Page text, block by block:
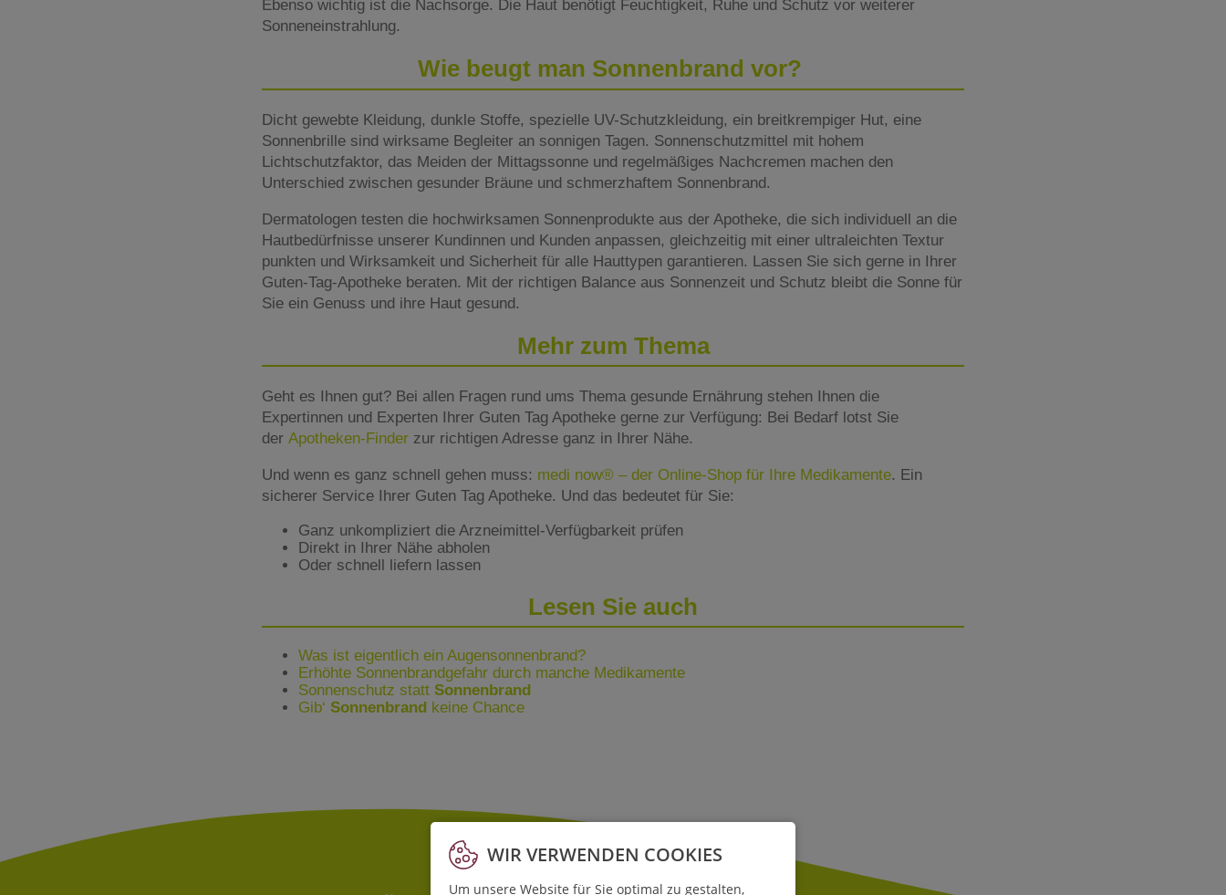
Ebenso wichtig ist die Nachsorge. Die Haut benötigt Feuchtigkeit, Ruhe und Schutz vor weiterer
Sonneneinstrahlung.
Wie beugt man Sonnenbrand vor?
Dicht gewebte Kleidung, dunkle Stoffe, spezielle UV-Schutzkleidung, ein breitkrempiger Hut, eine
Sonnenbrille sind wirksame Begleiter an sonnigen Tagen. Sonnenschutzmittel mit hohem
Lichtschutzfaktor, das Meiden der Mittagssonne und regelmäßiges Nachcremen machen den
Unterschied zwischen gesunder Bräune und schmerzhaftem Sonnenbrand.
Dermatologen testen die hochwirksamen Sonnenprodukte aus der Apotheke, die sich individuell an die
Hautbedürfnisse unserer Kundinnen und Kunden anpassen, gleichzeitig mit einer ultraleichten Textur
punkten und Wirksamkeit und Sicherheit für alle Hauttypen garantieren. Lassen Sie sich gerne in Ihrer
Guten-Tag-Apotheke beraten. Mit der richtigen Balance aus Sonnenzeit und Schutz bleibt die Sonne für
Sie ein Genuss und ihre Haut gesund.
Mehr zum Thema
Geht es Ihnen gut? Bei allen Fragen rund ums Thema gesunde Ernährung stehen Ihnen die
Expertinnen und Experten Ihrer Guten Tag Apotheke gerne zur Verfügung: Bei Bedarf lotst Sie
der Apotheken-Finder zur richtigen Adresse ganz in Ihrer Nähe.
Und wenn es ganz schnell gehen muss: medi now® – der Online-Shop für Ihre Medikamente. Ein
sicherer Service Ihrer Guten Tag Apotheke. Und das bedeutet für Sie:
Ganz unkompliziert die Arzneimittel-Verfügbarkeit prüfen
Direkt in Ihrer Nähe abholen
Oder schnell liefern lassen
Lesen Sie auch
Was ist eigentlich ein Augensonnenbrand?
Erhöhte Sonnenbrandgefahr durch manche Medikamente
Sonnenschutz statt Sonnenbrand
Gib‘ Sonnenbrand keine Chance
WIR VERWENDEN COOKIES
Um unsere Website für Sie optimal zu gestalten,